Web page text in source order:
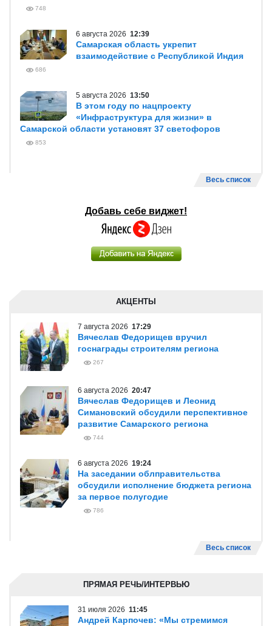
748
6 августа 2026 12:39
Самарская область укрепит
взаимодействие с Республикой Индия
686
5 августа 2026 13:50
В этом году по нацпроекту
«Инфраструктура для жизни» в
Самарской области установят 37 светофоров
853
Весь список
Добавь себе виджет!
АКЦЕНТЫ
7 августа 2026 17:29
Вячеслав Федорищев вручил
госнаграды строителям региона
267
6 августа 2026 20:47
Вячеслав Федорищев и Леонид
Симановский обсудили перспективное
развитие Самарского региона
744
6 августа 2026 19:24
На заседании облправительства
обсудили исполнение бюджета региона
за первое полугодие
786
Весь список
ПРЯМАЯ РЕЧЬ/ИНТЕРВЬЮ
31 июля 2026 11:45
Андрей Карпочев: «Мы стремимся